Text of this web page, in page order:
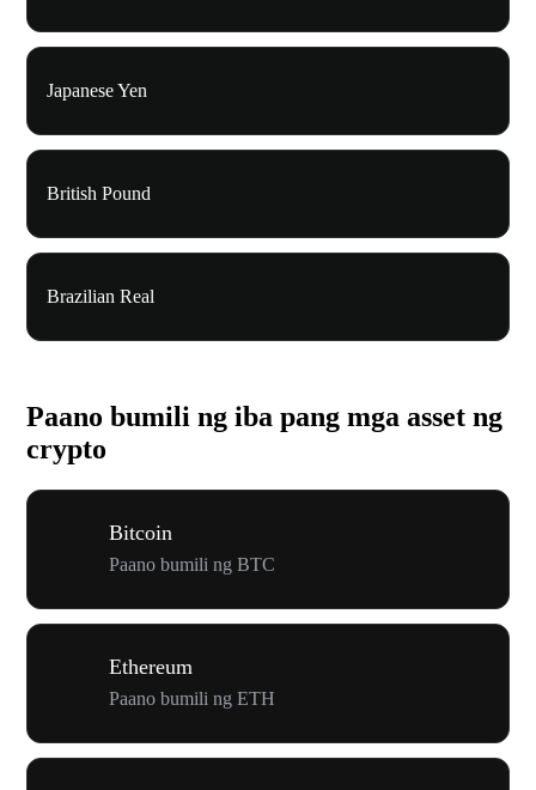
Japanese Yen
British Pound
Brazilian Real
Paano bumili ng iba pang mga asset ng
crypto
Bitcoin
Paano bumili ng BTC
Ethereum
Paano bumili ng ETH